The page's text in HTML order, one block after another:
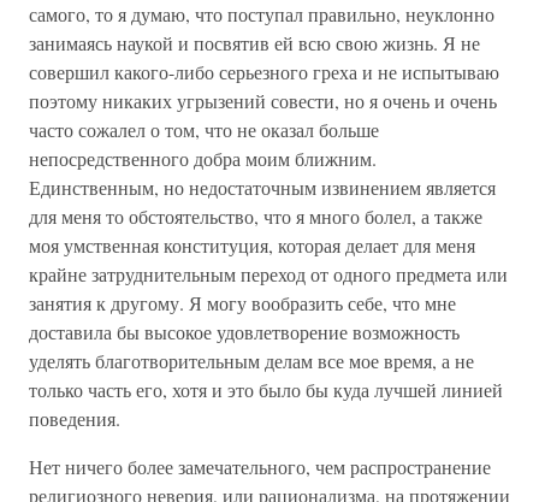
самого, то я думаю, что поступал правильно, неуклонно
занимаясь наукой и посвятив ей всю свою жизнь. Я не
совершил какого-либо серьезного греха и не испытываю
поэтому никаких угрызений совести, но я очень и очень
часто сожалел о том, что не оказал больше
непосредственного добра моим ближним.
Единственным, но недостаточным извинением является
для меня то обстоятельство, что я много болел, а также
моя умственная конституция, которая делает для меня
крайне затруднительным переход от одного предмета или
занятия к другому. Я могу вообразить себе, что мне
доставила бы высокое удовлетворение возможность
уделять благотворительным делам все мое время, а не
только часть его, хотя и это было бы куда лучшей линией
поведения.
Нет ничего более замечательного, чем распространение
религиозного неверия, или рационализма, на протяжении